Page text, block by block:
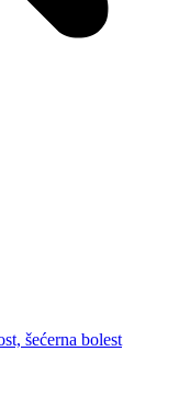
šećerna bolest